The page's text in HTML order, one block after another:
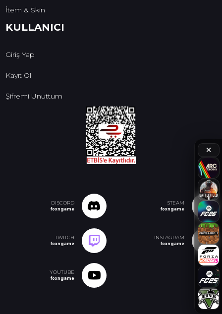
✕
İtem & Skin
KULLANICI
Giriş Yap
Kayıt Ol
Şifremi Unuttum
DISCORD
foxngame
STEAM
foxngame
TWITCH
foxngame
INSTAGRAM
foxngame
YOUTUBE
foxngame